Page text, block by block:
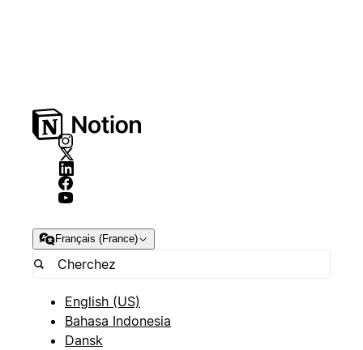
Français (France)
English (US)
Bahasa Indonesia
Dansk